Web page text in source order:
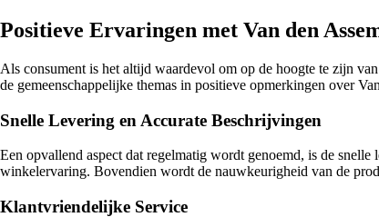
Positieve Ervaringen met Van den
Als consument is het altijd waardevol om op de hoogte te zijn
de gemeenschappelijke themas in positieve opmerkingen over
Snelle Levering en Accurate Beschrijvingen
Een opvallend aspect dat regelmatig wordt genoemd, is de
winkelervaring. Bovendien wordt de nauwkeurigheid van de
Klantvriendelijke Service